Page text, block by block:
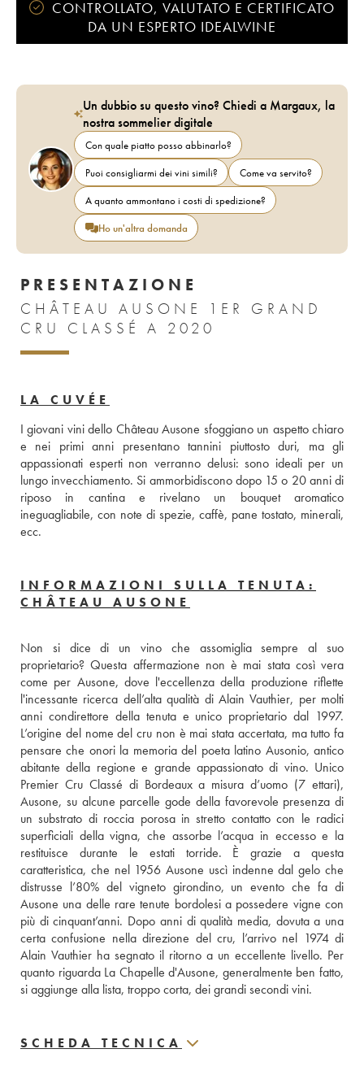
CONTROLLATO, VALUTATO E CERTIFICATO
DA UN ESPERTO IDEALWINE
Un dubbio su questo vino? Chiedi a Margaux, la
nostra sommelier digitale
Con quale piatto posso abbinarlo?
Puoi consigliarmi dei vini simili?
Come va servito?
A quanto ammontano i costi di spedizione?
Ho un'altra domanda
PRESENTAZIONE
CHÂTEAU AUSONE 1ER GRAND
CRU CLASSÉ A 2020
LA CUVÉE
I giovani vini dello Château Ausone sfoggiano un aspetto chiaro
e nei primi anni presentano tannini piuttosto duri, ma gli
appassionati esperti non verranno delusi: sono ideali per un
lungo invecchiamento. Si ammorbidiscono dopo 15 o 20 anni di
riposo in cantina e rivelano un bouquet aromatico
ineguagliabile, con note di spezie, caffè, pane tostato, minerali,
ecc.
INFORMAZIONI SULLA TENUTA:
CHÂTEAU AUSONE
Non si dice di un vino che assomiglia sempre al suo
proprietario? Questa affermazione non è mai stata così vera
come per Ausone, dove l'eccellenza della produzione riflette
l'incessante ricerca dell’alta qualità di Alain Vauthier, per molti
anni condirettore della tenuta e unico proprietario dal 1997.
L’origine del nome del cru non è mai stata accertata, ma tutto fa
pensare che onori la memoria del poeta latino Ausonio, antico
abitante della regione e grande appassionato di vino. Unico
Premier Cru Classé di Bordeaux a misura d’uomo (7 ettari),
Ausone, su alcune parcelle gode della favorevole presenza di
un substrato di roccia porosa in stretto contatto con le radici
superficiali della vigna, che assorbe l’acqua in eccesso e la
restituisce durante le estati torride. È grazie a questa
caratteristica, che nel 1956 Ausone uscì indenne dal gelo che
distrusse l’80% del vigneto girondino, un evento che fa di
Ausone una delle rare tenute bordolesi a possedere vigne con
più di cinquant’anni. Dopo anni di qualità media, dovuta a una
certa confusione nella direzione del cru, l’arrivo nel 1974 di
Alain Vauthier ha segnato il ritorno a un eccellente livello. Per
quanto riguarda La Chapelle d'Ausone, generalmente ben fatto,
si aggiunge alla lista, troppo corta, dei grandi secondi vini.
SCHEDA TECNICA